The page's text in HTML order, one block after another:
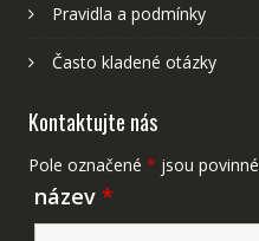
Pravidla a podmínky
Často kladené otázky
Kontaktujte nás
Pole označené * jsou povinné
název *